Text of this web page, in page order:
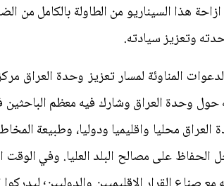
هذا السيناريو من الطاولة بالكامل
وتعزيز سيادته.
المناوئة لمسار تعزيز وحدة العراق
حول وحدة العراق وشارك فيه معظم
محليا واقليميا ودوليا، وطبيعة
الحفاظ على مصالح البلد العليا. وفي الوقت